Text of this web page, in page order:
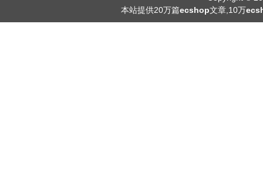
本站提供20万篇ecshop文章,10万